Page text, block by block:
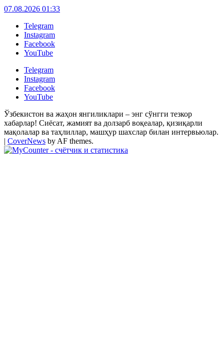
07.08.2026 01:33
Telegram
Instagram
Facebook
YouTube
Telegram
Instagram
Facebook
YouTube
Ўзбекистон ва жаҳон янгиликлари – энг сўнгги тезкор
хабарлар! Сиёсат, жамият ва долзарб воқеалар, қизиқарли
мақолалар ва таҳлиллар, машҳур шахслар билан интервьюлар.
| CoverNews by AF themes.